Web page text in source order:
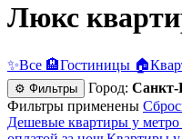
Люкс
✨Все 🏨Гостиницы 🏠
⚙ Фильтры Город: Санкт-
Фильтры применены
Дешевые квартиры у метро